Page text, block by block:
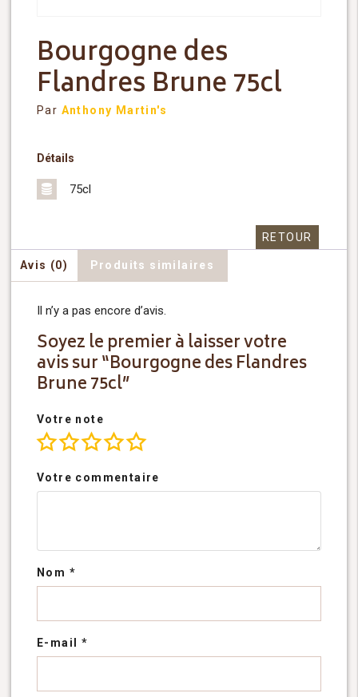
Bourgogne des
Flandres Brune 75cl
Par Anthony Martin's
Détails
75cl
RETOUR
Avis (0) Produits similaires
Il n’y a pas encore d’avis.
Soyez le premier à laisser votre
avis sur “Bourgogne des Flandres
Brune 75cl”
Votre note
Votre commentaire
Nom *
E-mail *